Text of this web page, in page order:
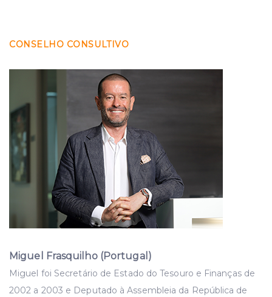
CONSELHO CONSULTIVO
Miguel Frasquilho (Portugal)
Miguel foi Secretário de Estado do Tesouro e Finanças de
2002 a 2003 e Deputado à Assembleia da República de